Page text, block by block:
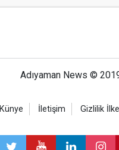
Adıyaman News ©
Künye İletişim Gizlilik